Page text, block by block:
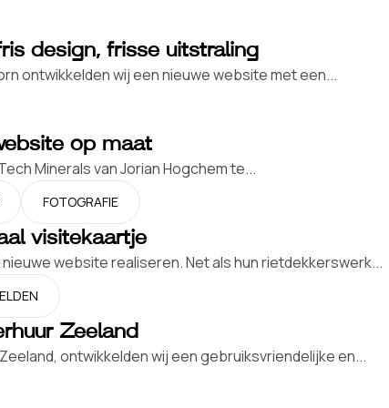
design, frisse uitstraling
ontwikkelden wij een nieuwe website met een...
op maat
Minerals van Jorian Hogchem te...
FOTOGRAFIE
visitekaartje
website realiseren. Net als hun rietdekkerswerk...
Zeeland
ontwikkelden wij een gebruiksvriendelijke en...